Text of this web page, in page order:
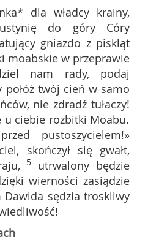
dla władcy krainy,
do góry Córy
gniazdo z piskląt
moabskie w przeprawie
nam rady, podaj
połóż twój cień w samo
nie zdradź tułaczy!
u ciebie rozbitki Moabu.
pustoszycielem!»
skończył się gwałt,
5 utrwalony będzie
wierności zasiądzie
sędzia troskliwy